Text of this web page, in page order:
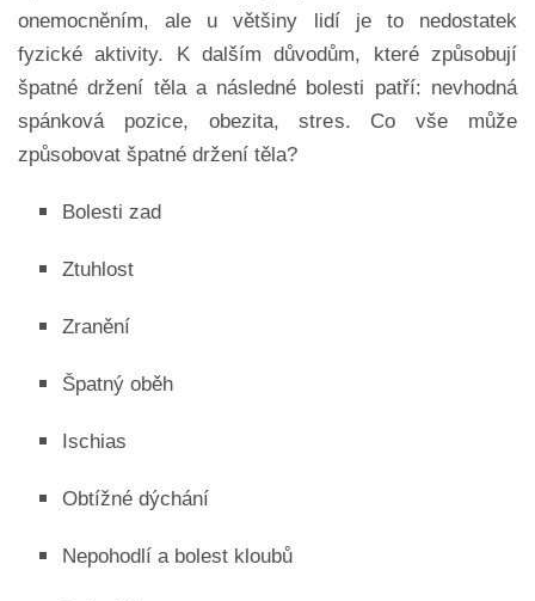
onemocněním, ale u většiny lidí je to nedostatek
fyzické aktivity. K dalším důvodům, které způsobují
špatné držení těla a následné bolesti patří: nevhodná
spánková pozice, obezita, stres. Co vše může
způsobovat špatné držení těla?
Bolesti zad
Ztuhlost
Zranění
Špatný oběh
Ischias
Obtížné dýchání
Nepohodlí a bolest kloubů